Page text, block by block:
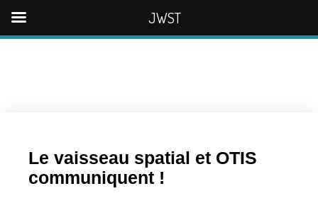
Le vaisseau spatial et OTIS
communiquent !
JWST